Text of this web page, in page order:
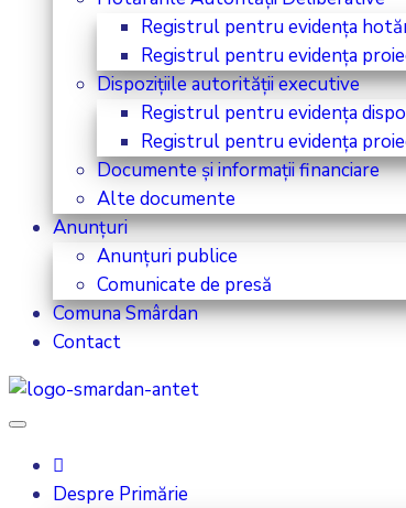
Registrul pentru evidența
Registrul pentru evidența
Dispozițiile autorității executive
Registrul pentru evidența
Registrul pentru evidența
Documente și informații financiare
Alte documente
Anunțuri
Anunțuri publice
Comunicate de presă
Comuna Smârdan
Contact
Despre Primărie